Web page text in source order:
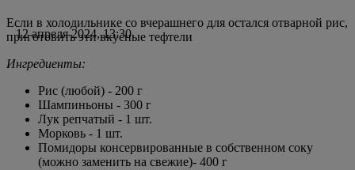
12 апреля 2024, 13:30
Если в холодильнике со вчерашнего для остался отварной рис,
приготовить эти вкусные тефтели
Ингредиенты:
Рис (любой) - 200 г
Шампиньоны - 300 г
Лук репчатый - 1 шт.
Морковь - 1 шт.
Помидоры консервированные в собственном соку
(можно заменить на свежие)- 400 г